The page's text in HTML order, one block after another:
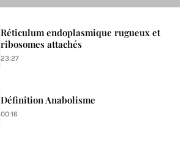
Réticulum endoplasmique rugueux et
ribosomes attachés
23:27
Définition Anabolisme
00:16